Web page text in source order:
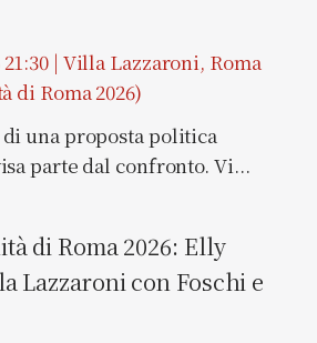
21:30 | Villa Lazzaroni, Roma
di Roma 2026)
una proposta politica
parte dal confronto. Vi...
di Roma 2026: Elly
Lazzaroni con Foschi e